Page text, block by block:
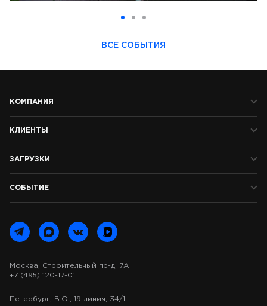
ВСЕ СОБЫТИЯ
Москва, Строительный пр-д, 7А
+7 (495) 120-17-01
Петербург, В.О., 19 линия, 34/1
КОМПАНИЯ
КЛИЕНТЫ
ЗАГРУЗКИ
СОБЫТИЕ